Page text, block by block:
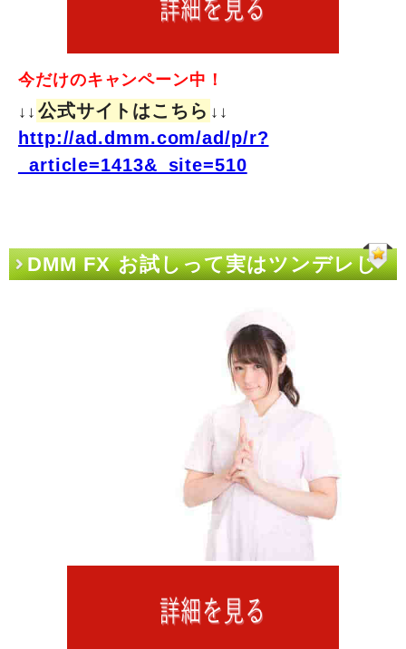
今だけのキャンペーン中！
↓↓ 公式サイトはこちら ↓↓
http://ad.dmm.com/ad/p/r?
_article=1413&_site=510
DMM FX お試しって実はツンデレじ